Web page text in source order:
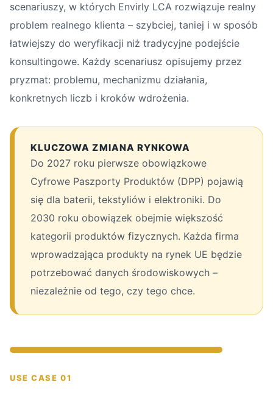
scenariuszy, w których Envirly LCA rozwiązuje realny
problem realnego klienta – szybciej, taniej i w sposób
łatwiejszy do weryfikacji niż tradycyjne podejście
konsultingowe. Każdy scenariusz opisujemy przez
pryzmat: problemu, mechanizmu działania,
konkretnych liczb i kroków wdrożenia.
KLUCZOWA ZMIANA RYNKOWA
Do 2027 roku pierwsze obowiązkowe
Cyfrowe Paszporty Produktów (DPP) pojawią
się dla baterii, tekstyliów i elektroniki. Do
2030 roku obowiązek obejmie większość
kategorii produktów fizycznych. Każda firma
wprowadzająca produkty na rynek UE będzie
potrzebować danych środowiskowych –
niezależnie od tego, czy tego chce.
USE CASE 01